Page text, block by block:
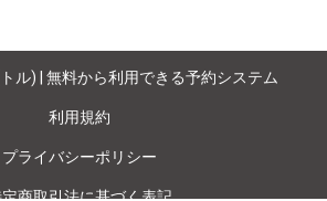
ル) | 無料から利用できる予約システム
利用規約
プライバシーポリシー
商取引法に基づく表記